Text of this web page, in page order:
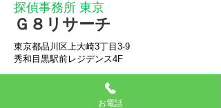
探偵事務所 東京
Ｇ８リサーチ
東京都品川区上大崎3丁目3-9
秀和目黒駅前レジデンス4F
電話受付：10:00～19:00（土日･休日可）
お電話